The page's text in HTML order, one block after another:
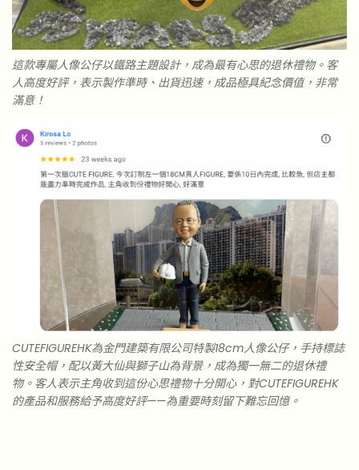
這款專屬人像公仔以鐵路主題設計，成為最有心思的退休禮物。客
人高度好評，表示製作準時、出貨迅速，成品極具紀念價值，非常
滿意！
CUTEFIGUREHK為金門建築有限公司特製18cm人像公仔，手持標誌
性安全帽，配以黃大仙與獅子山為背景，成為獨一無二的退休禮
物。客人表示主角收到這份心思禮物十分開心，對CUTEFIGUREHK
的產品和服務給予高度好評——為重要時刻留下難忘回憶。